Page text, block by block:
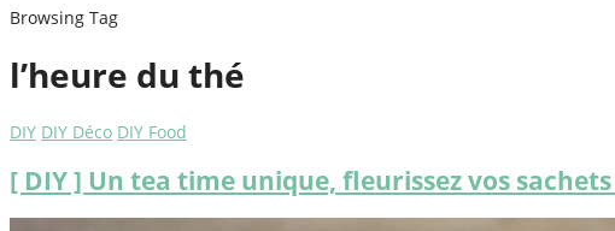
Browsing Tag
l’heure du thé
DIY DIY Déco DIY Food
[ DIY ] Un tea time unique, fleurissez vos